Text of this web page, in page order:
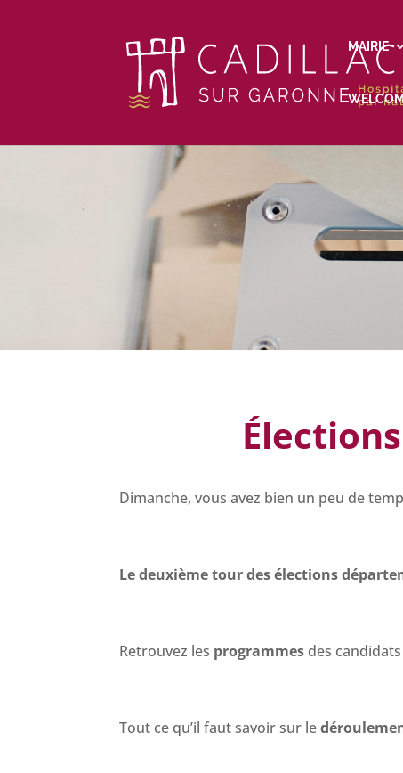
MAIRIE
Dimanche, vous avez bien un peu de
Le deuxième tour des élections
Retrouvez les programmes des
Tout ce qu’il faut savoir sur le